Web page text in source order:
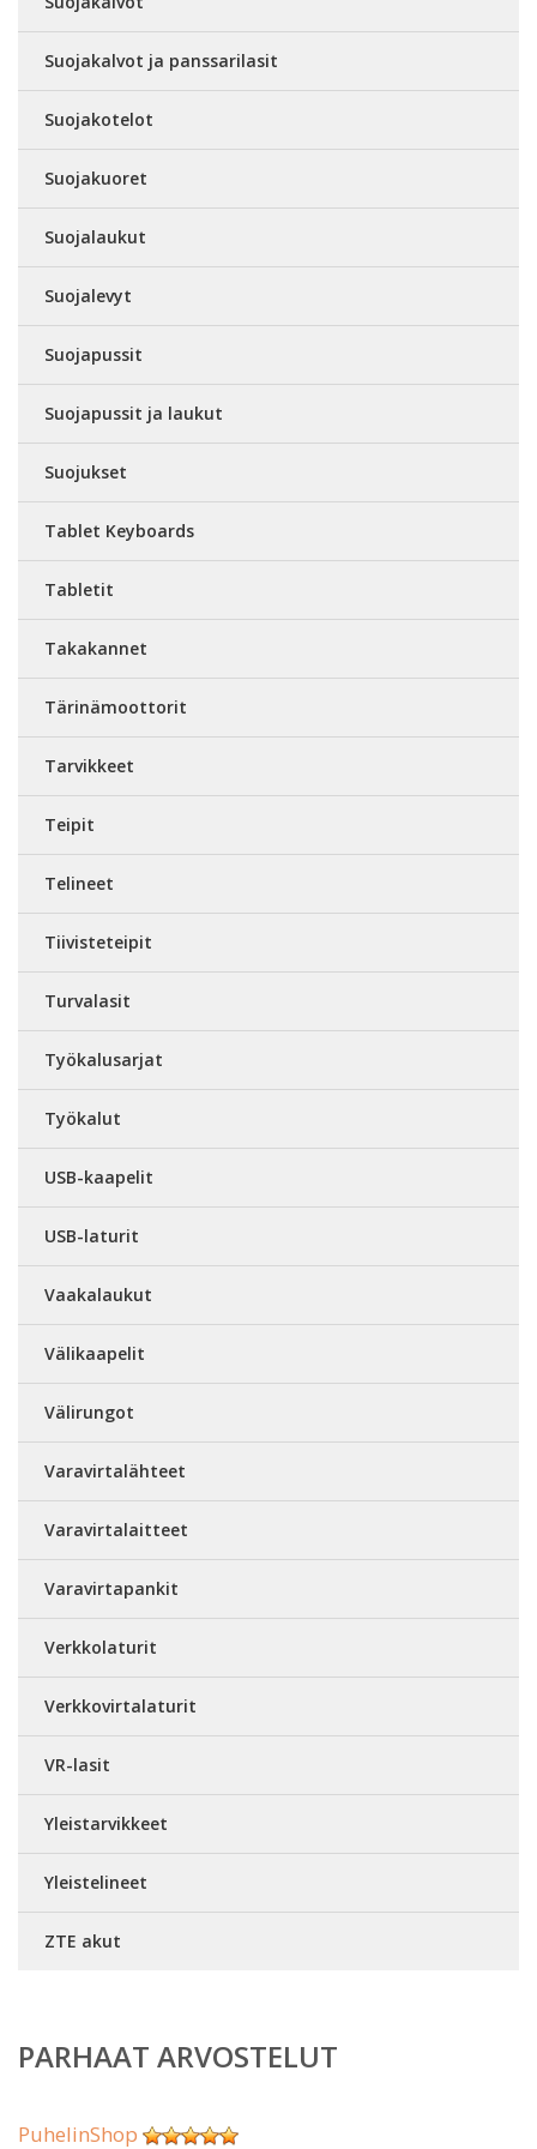
Suojakalvot ja panssarilasit
Suojakotelot
Suojakuoret
Suojalaukut
Suojalevyt
Suojapussit
Suojapussit ja laukut
Suojukset
Tablet Keyboards
Tabletit
Takakannet
Tärinämoottorit
Tarvikkeet
Teipit
Telineet
Tiivisteteipit
Turvalasit
Työkalusarjat
Työkalut
USB-kaapelit
USB-laturit
Vaakalaukut
Välikaapelit
Välirungot
Varavirtalähteet
Varavirtalaitteet
Varavirtapankit
Verkkolaturit
Verkkovirtalaturit
VR-lasit
Yleistarvikkeet
Yleistelineet
ZTE akut
PARHAAT ARVOSTELUT
PuhelinShop